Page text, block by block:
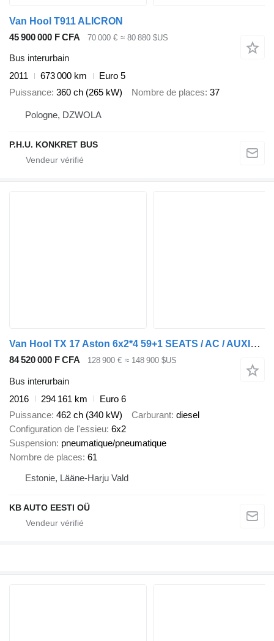
Van Hool T911 ALICRON
45 900 000 F CFA
70 000 € ≈ 80 880 $US
Bus interurbain
2011
673 000 km
Euro 5
Puissance 360 ch (265 kW) Nombre de places 37
Pologne, DZWOLA
P.H.U. KONKRET BUS
Van Hool TX 17 Aston 6x2*4 59+1 SEATS / AC / AUXILIARY HEATER / WC
84 520 000 F CFA 128 900 € ≈ 148 900 $US
Bus interurbain
2016
294 161 km
Euro 6
Puissance 462 ch (340 kW) Carburant diesel
Configuration de l'essieu 6x2
Suspension pneumatique/pneumatique
Nombre de places 61
Estonie, Lääne-Harju Vald
KB AUTO EESTI OÜ